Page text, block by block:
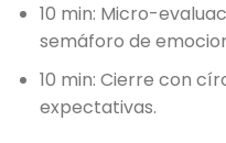
10 min: Micro-
semáforo de
10 min: Cierre con
expectativas.